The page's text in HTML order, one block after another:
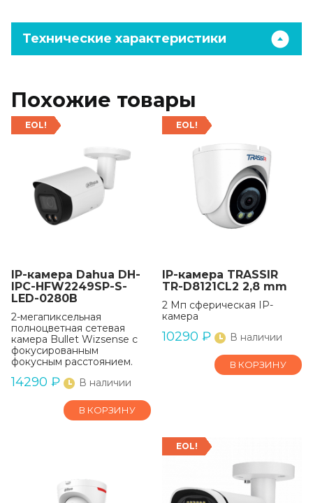
Технические характеристики
Похожие товары
EOL!
IP-камера Dahua DH-
IPC-HFW2249SP-S-
LED-0280B
2-мегапиксельная
полноцветная сетевая
камера Bullet Wizsense с
фокусированным
фокусным расстоянием.
14290 ₽ В наличии
В КОРЗИНУ
EOL!
IP-камера TRASSIR
TR-D8121CL2 2,8 mm
2 Мп сферическая IP-
камера
10290 ₽ В наличии
В КОРЗИНУ
EOL!